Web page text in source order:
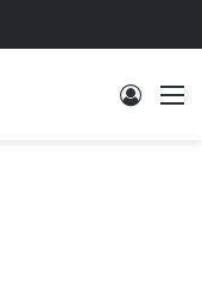
Log In